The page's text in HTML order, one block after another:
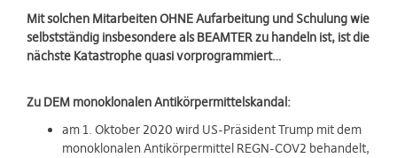
Mit solchen Mitarbeiten OHNE Aufarbeitung und Schulung wie
selbstständig insbesondere als BEAMTER zu handeln ist, ist die
nächste Katastrophe quasi vorprogrammiert…
Zu DEM monoklonalen Antikörpermittelskandal:
am 1. Oktober 2020 wird US-Präsident Trump mit dem
monoklonalen Antikörpermittel REGN-COV2 behandelt,